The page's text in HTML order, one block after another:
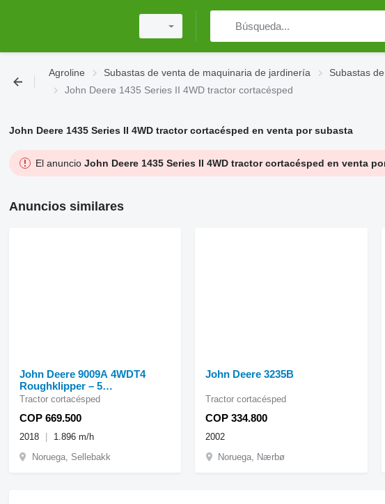
Agroline Subastas de venta de maquinaria de jardinería Subastas
John Deere 1435 Series II 4WD tractor cortacésped
John Deere 1435 Series II 4WD tractor cortacésped en venta por subasta
El anuncio John Deere 1435 Series II 4WD tractor cortacésped en venta
Anuncios similares
John Deere 9009A 4WDT4
Roughklipper – 5
klippeaggregater
COP 669.500
Tractor cortacésped
2018
1.896 m/h
Noruega, Sellebakk
John Deere 3235B
COP 334.800
Tractor cortacésped
2002
Noruega, Nærbø